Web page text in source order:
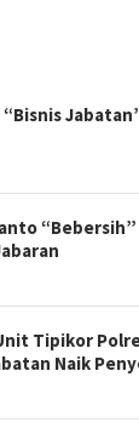
Tipikor
Naik